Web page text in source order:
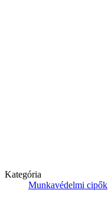
Kategória
Munkavédelmi cipők